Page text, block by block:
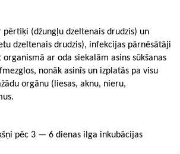
pērtiķi (džungļu dzeltenais drudzis) un
dzeltenais drudzis), infekcijas pārnēsātāji
ar oda siekalām asins sūkšanas
nonāk asinīs un izplatās pa visu
orgānu (liesas, aknu, nieru,
pēc 3 — 6 dienas ilga inkubācijas